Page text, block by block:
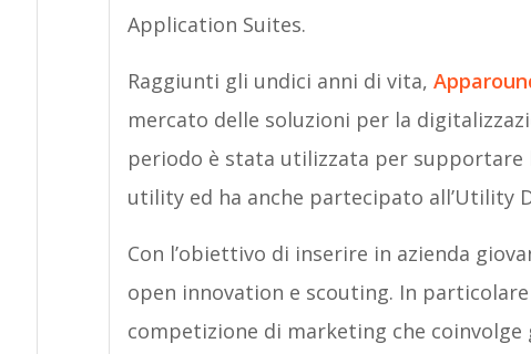
Application Suites.
Raggiunti gli undici anni di vita,
mercato delle soluzioni per la
periodo è stata utilizzata per
utility ed ha anche partecipato all’Utility
Con l’obiettivo di inserire in azienda
open innovation e scouting. In
competizione di marketing che